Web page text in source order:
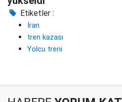
Etiketler :
İran
tren kazası
Yolcu treni